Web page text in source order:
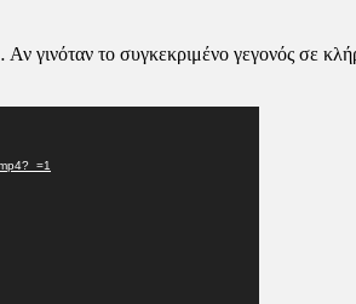
γινόταν το συγκεκριμένο γεγονός σε